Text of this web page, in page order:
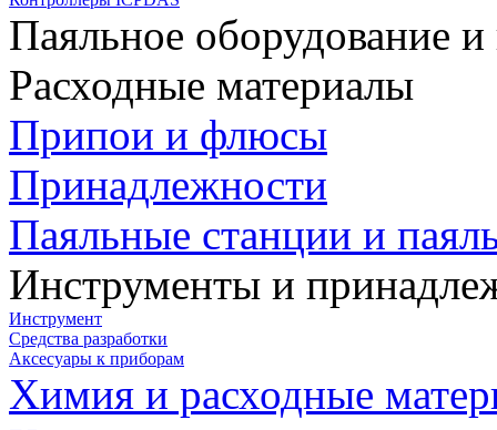
Паяльное оборудование
Расходные материалы
Припои и флюсы
Принадлежности
Паяльные станции и
Инструменты и
Инструмент
Средства разработки
Аксесуары к приборам
Химия и расходные